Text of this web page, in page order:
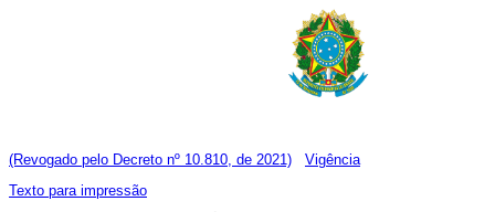
(Revogado pelo Decreto nº 10.810, de 2021)
Vigência
Texto para impressão